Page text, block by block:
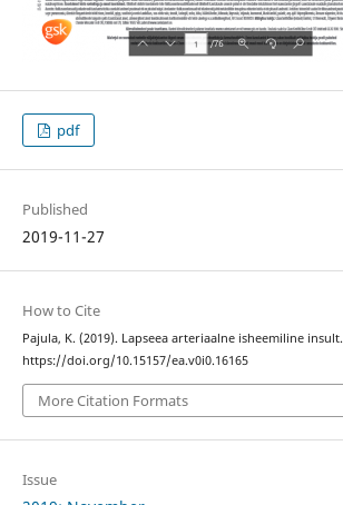
pdf
Published
2019-11-27
How to Cite
Pajula, K. (2019). Lapseea arteriaalne isheemiline insult.
https://doi.org/10.15157/ea.v0i0.16165
More Citation Formats
Issue